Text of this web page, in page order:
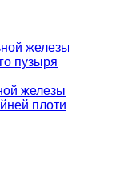
железы
пузыря
железы
плоти